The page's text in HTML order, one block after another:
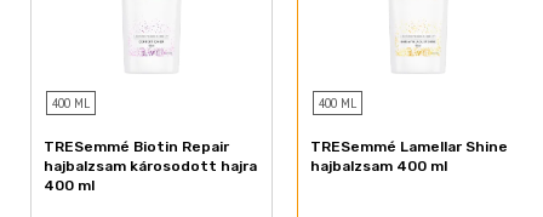
Guar Hydroxypropyltrimonium Chloride
Benzyl Salicylate
Sodium Hydroxide
400 ML
TRESemmé Biotin Repair
hajbalzsam károsodott hajra
400 ml
400 ML
TRESemmé Lamellar Shine
hajbalzsam 400 ml